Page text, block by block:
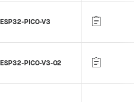
ESP32-PICO-V3
ESP32-PICO-V3-02